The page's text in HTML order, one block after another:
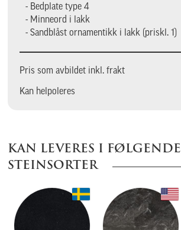
- Bedplate type 4
- Minneord i lakk
- Sandblåst ornamentikk i lakk (priskl. 1)
Pris som avbildet inkl. frakt
Kan helpoleres
KAN LEVERES I FØLGENDE
STEINSORTER